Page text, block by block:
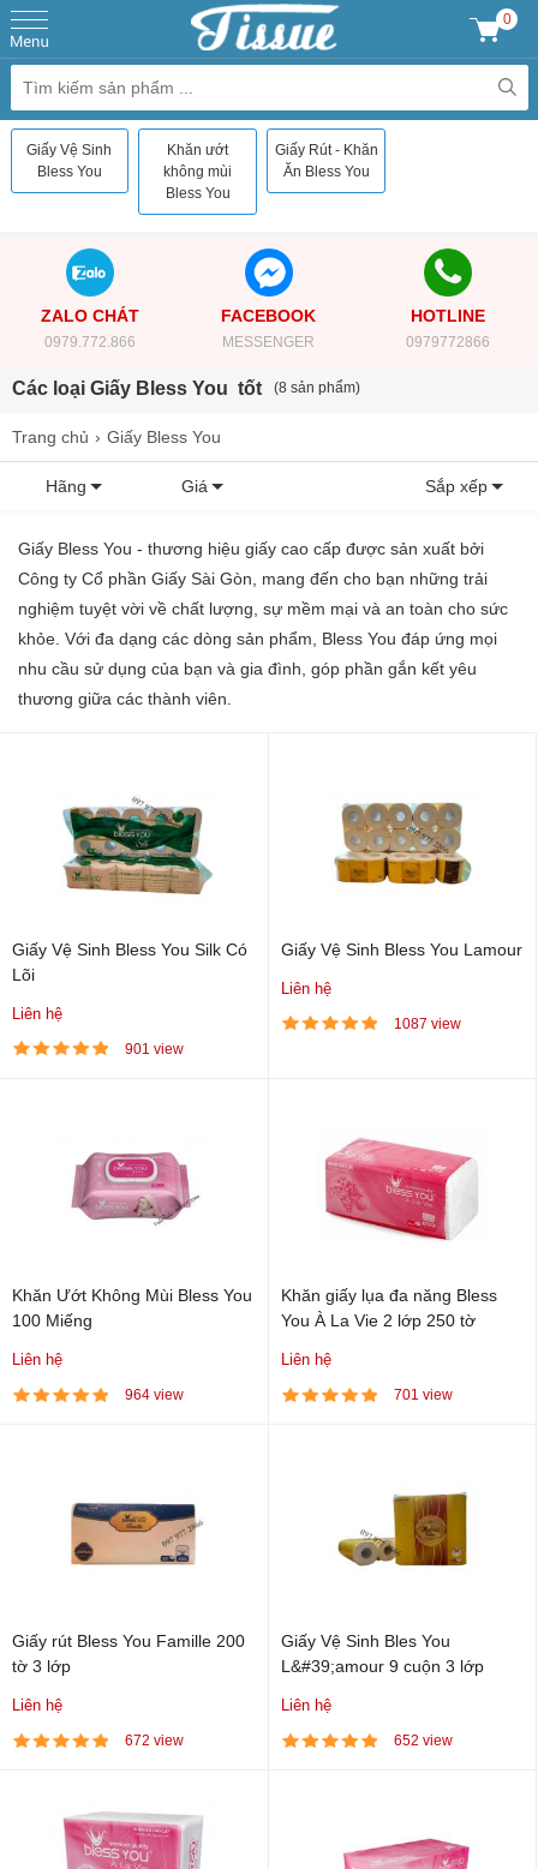
0
Giấy Vệ Sinh
Bless You
Khăn ướt
không mùi
Bless You
Giấy Rút - Khăn
Ăn Bless You
ZALO CHÁT
0979.772.866
FACEBOOK
MESSENGER
HOTLINE
0979772866
Các loại Giấy Bless You tốt (8 sản phẩm)
Trang chủ Giấy Bless You
Hãng Giá Sắp xếp
Giấy Bless You - thương hiệu giấy cao cấp được sản xuất bởi
Công ty Cổ phần Giấy Sài Gòn, mang đến cho bạn những trải
nghiệm tuyệt vời về chất lượng, sự mềm mại và an toàn cho sức
khỏe. Với đa dạng các dòng sản phẩm, Bless You đáp ứng mọi
nhu cầu sử dụng của bạn và gia đình, góp phần gắn kết yêu
thương giữa các thành viên.
Giấy Vệ Sinh Bless You Silk Có
Lõi
Liên hệ
901 view
Giấy Vệ Sinh Bless You Lamour
Liên hệ
1087 view
Khăn Ướt Không Mùi Bless You
100 Miếng
Liên hệ
964 view
Khăn giấy lụa đa năng Bless
You À La Vie 2 lớp 250 tờ
Liên hệ
701 view
Giấy rút Bless You Famille 200
tờ 3 lớp
Liên hệ
672 view
Giấy Vệ Sinh Bles You
L&#39;amour 9 cuộn 3 lớp
Liên hệ
652 view